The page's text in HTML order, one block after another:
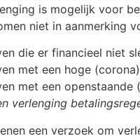
is mogelijk voor
niet in aanmerking
die er financieel niet
met een hoge
met een
verlenging
een verzoek om